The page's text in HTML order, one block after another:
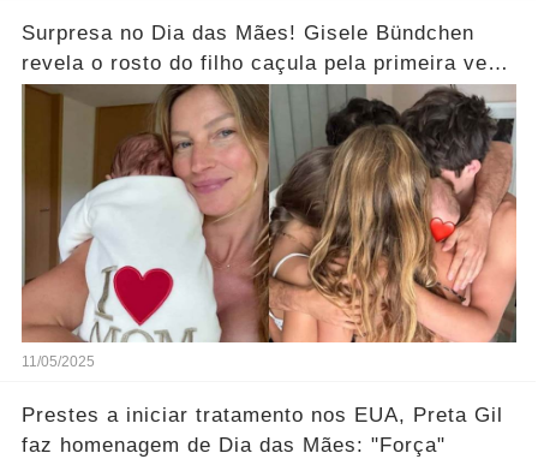
Surpresa no Dia das Mães! Gisele Bündchen
revela o rosto do filho caçula pela primeira vez
e deixa seguidores curiosos... Ver Mais
11/05/2025
Prestes a iniciar tratamento nos EUA, Preta Gil
faz homenagem de Dia das Mães: "Força"